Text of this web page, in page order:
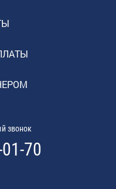
звонок
70